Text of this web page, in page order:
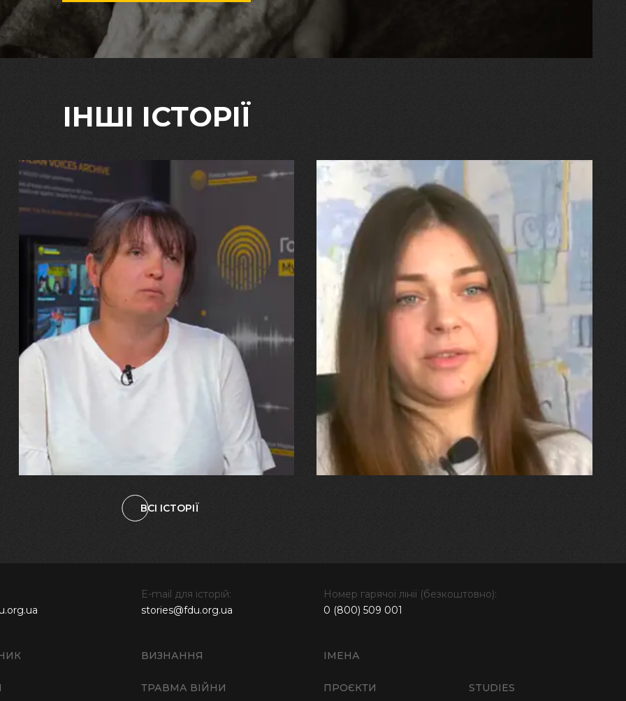
ІНШІ ІСТОРІЇ
29.07.2026
Марина, Ваїд та Аміна Харченко
"Попри всі втрати, ми не
зламалися: тепер я бачу
свого вбитого чоловіка у
наших дітях"
27.07.2026
"Я перенесла 11 операцій, та
плакала від фантомного
болю. Але маленька донька
бере за руку і змушує йти
далі"
ВСІ ІСТОРІЇ
ВИЗНАННЯ ІМЕНА
ТРАВМА ВІЙНИ ПРОЄКТИ STUDIES
E-mail для історій:
stories@fdu.org.ua
Номер гарячої лінії (безкоштовно):
0 (800) 509 001